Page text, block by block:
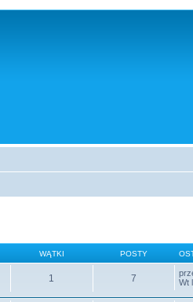
WĄTKI POSTY
1 7
Wt